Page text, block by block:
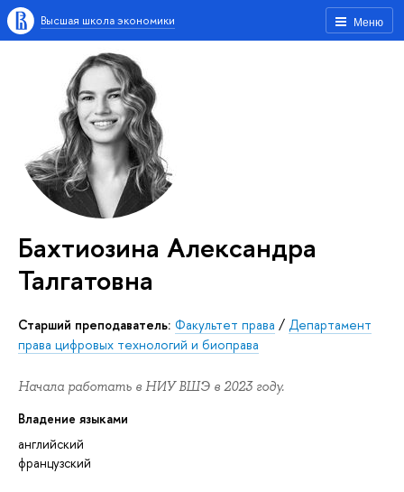
Меню
Высшая школа экономики
Бахтиозина Александра
Талгатовна
Старший преподаватель: Факультет права / Департамент
права цифровых технологий и биоправа
Начала работать в НИУ ВШЭ в 2023 году.
Владение языками
английский
французский